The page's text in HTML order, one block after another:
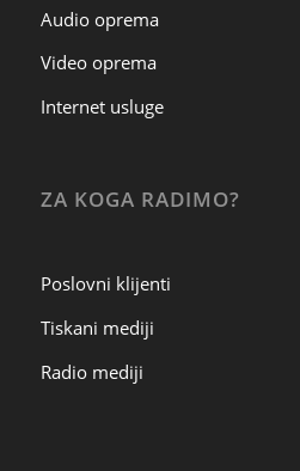
Audio oprema
Video oprema
Internet usluge
ZA KOGA RADIMO?
Poslovni klijenti
Tiskani mediji
Radio mediji